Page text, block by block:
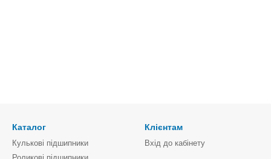
Каталог
Кулькові підшипники
Клієнтам
Вхід до кабінету